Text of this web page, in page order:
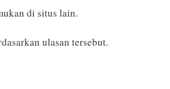
di situs lain.
ulasan tersebut.